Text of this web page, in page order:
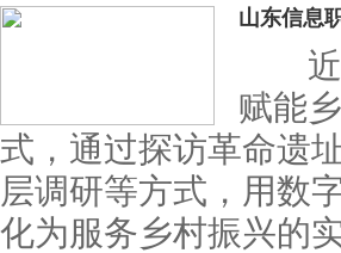
山东信息
近日
赋能
式，通过探访革命遗
层调研等方式，用数
化为服务乡村振兴